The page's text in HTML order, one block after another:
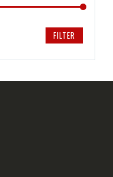
FILTER